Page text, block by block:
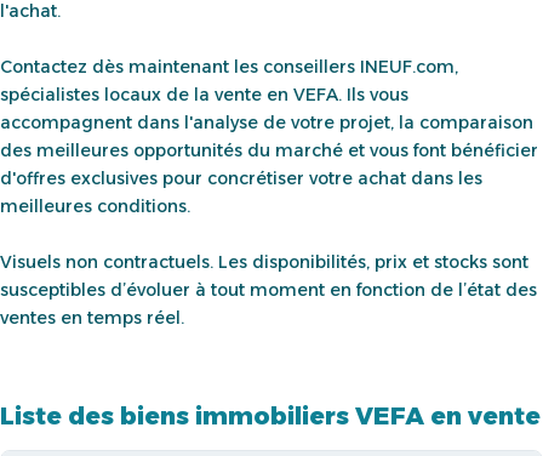
l'achat.
Contactez dès maintenant les conseillers INEUF.com,
spécialistes locaux de la vente en VEFA. Ils vous
accompagnent dans l'analyse de votre projet, la comparaison
des meilleures opportunités du marché et vous font bénéficier
d'offres exclusives pour concrétiser votre achat dans les
meilleures conditions.
Visuels non contractuels. Les disponibilités, prix et stocks sont
susceptibles d’évoluer à tout moment en fonction de l’état des
ventes en temps réel.
Liste des biens immobiliers VEFA en vente